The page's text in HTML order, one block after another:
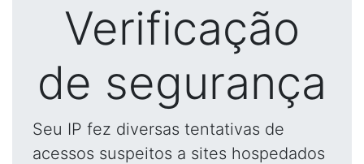
Verificação
de segurança
Seu IP fez diversas tentativas de
acessos suspeitos a sites hospedados